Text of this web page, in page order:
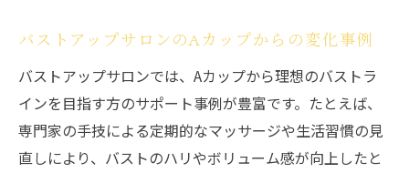
バストアップサロンのAカップからの変化事例
バストアップサロンでは、Aカップから理想のバストラ
インを目指す方のサポート事例が豊富です。たとえば、
専門家の手技による定期的なマッサージや生活習慣の見
直しにより、バストのハリやボリューム感が向上したと